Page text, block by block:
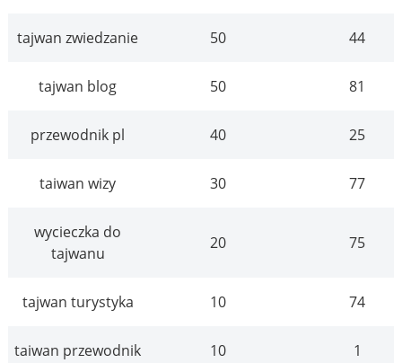
tajwan zwiedzanie 50 44
tajwan blog 50 81
przewodnik pl 40 25
taiwan wizy 30 77
wycieczka do
tajwanu
20 75
tajwan turystyka 10 74
taiwan przewodnik 10 1